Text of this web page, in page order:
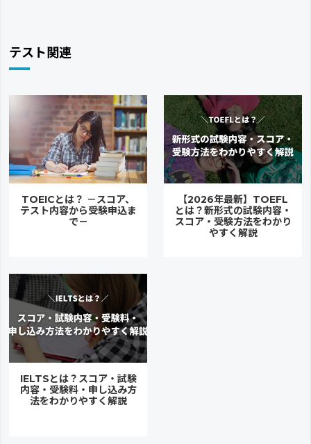
テスト関連
TOEICとは？ －スコア、
テスト内容から受験申込ま
で－
【2026年最新】TOEFL
とは？新形式の試験内容・
スコア・受験方法をわかり
やすく解説
IELTSとは？スコア・試験
内容・受験料・申し込み方
法をわかりやすく解説